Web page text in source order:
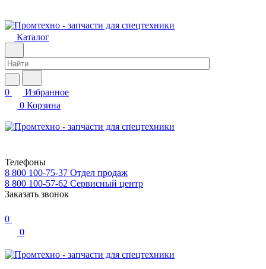
Каталог
0
Избранное
0 Корзина
Телефоны
8 800 100-75-37 Отдел продаж
8 800 100-57-62 Сервисный центр
Заказать звонок
0
0